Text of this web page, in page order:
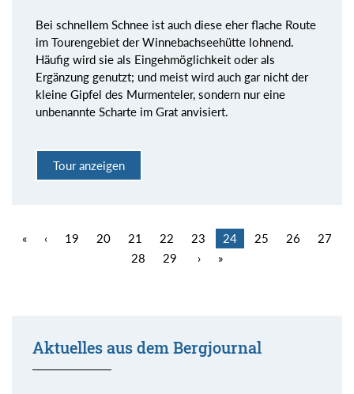
Bei schnellem Schnee ist auch diese eher flache Route
im Tourengebiet der Winnebachseehütte lohnend.
Häufig wird sie als Eingehmöglichkeit oder als
Ergänzung genutzt; und meist wird auch gar nicht der
kleine Gipfel des Murmenteler, sondern nur eine
unbenannte Scharte im Grat anvisiert.
Tour anzeigen
« ‹ 19 20 21 22 23 24 25 26
27
28
29 › »
Aktuelles aus dem Bergjournal